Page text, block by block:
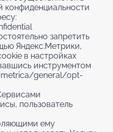
конфиденциальности
запретить
Яндекс.Метрики,
в настройках
инструментом
general/opt-
пользователь
ему